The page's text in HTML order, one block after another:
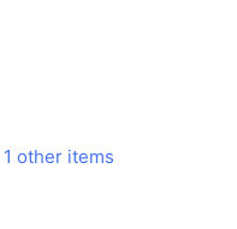
1 other items